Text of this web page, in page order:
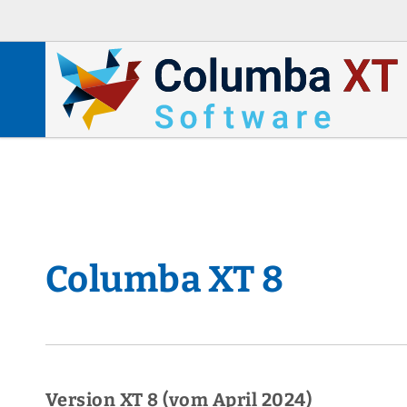
Columba XT 8
Version XT 8 (vom April 2024)